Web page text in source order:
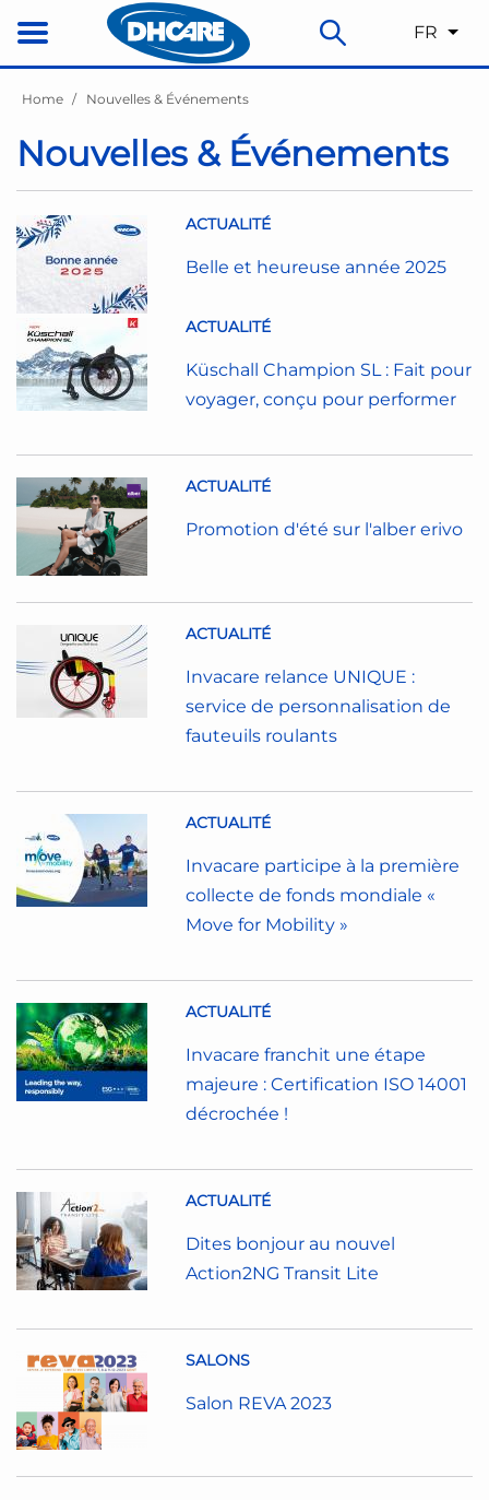
FR
Home Nouvelles & Événements
Nouvelles & Événements
ACTUALITÉ
Belle et heureuse année 2025
ACTUALITÉ
Küschall Champion SL : Fait pour
voyager, conçu pour performer
ACTUALITÉ
Promotion d'été sur l'alber erivo
ACTUALITÉ
Invacare relance UNIQUE :
service de personnalisation de
fauteuils roulants
ACTUALITÉ
Invacare participe à la première
collecte de fonds mondiale «
Move for Mobility »
ACTUALITÉ
Invacare franchit une étape
majeure : Certification ISO 14001
décrochée !
ACTUALITÉ
Dites bonjour au nouvel
Action2NG Transit Lite
SALONS
Salon REVA 2023